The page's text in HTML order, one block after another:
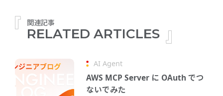
関連記事
RELATED ARTICLES
AI Agent
AWS MCP Server に OAuth でつ
ないでみた